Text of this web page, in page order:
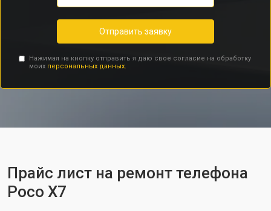
Отправить заявку
Нажимая на кнопку отправить я даю свое согласие на обработку
моих персональных данных.
Прайс лист на ремонт телефона
Poco X7